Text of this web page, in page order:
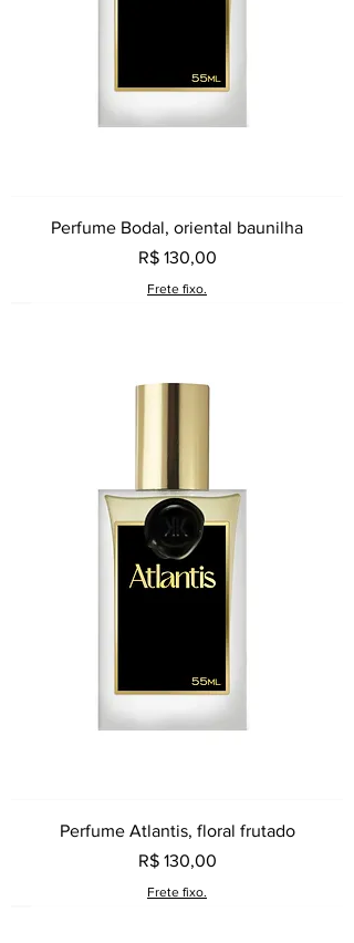
Perfume Bodal, oriental baunilha
Preço
R$ 130,00
Frete fixo.
Perfume Atlantis, floral frutado
Preço
R$ 130,00
Frete fixo.